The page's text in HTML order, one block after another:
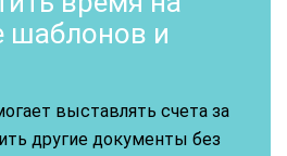
шаблонов и
выставлять счета за
другие документы без